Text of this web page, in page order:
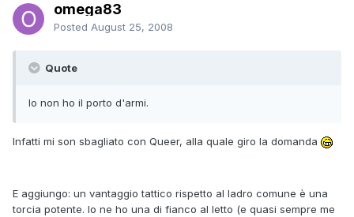
omega83
Posted August 25, 2008
Quote
Io non ho il porto d'armi.
Infatti mi son sbagliato con Queer, alla quale giro la domanda
E aggiungo: un vantaggio tattico rispetto al ladro comune è una
torcia potente. Io ne ho una di fianco al letto (e quasi sempre me